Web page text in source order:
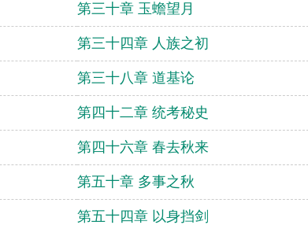
第三十章 玉蟾望月
第三十四章 人族之初
第三十八章 道基论
第四十二章 统考秘史
第四十六章 春去秋来
第五十章 多事之秋
第五十四章 以身挡剑